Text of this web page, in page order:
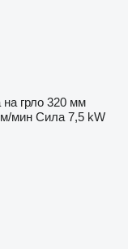
грло 320 мм
мин Сила 7,5 kW